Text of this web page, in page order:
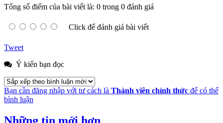
Tổng số điểm của bài viết là: 0 trong 0 đánh giá
Click để đánh giá bài viết
Tweet
Ý kiến bạn đọc
Bạn cần đăng nhập với tư cách là Thành viên chính thức để có thể
bình luận